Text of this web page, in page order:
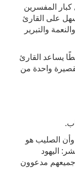
المفسرين
على القارئ
والتبرير
يساعد القارئ
واحدة من
الصليب هو
اليهود
جميعهم مدعوون